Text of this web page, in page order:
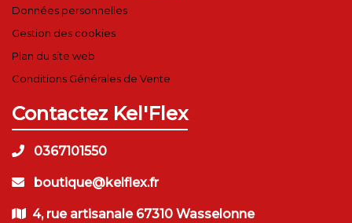
Données personnelles
Gestion des cookies
Plan du site web
Conditions Générales de Vente
Contactez Kel'Flex
0367101550
boutique@kelflex.fr
4, rue artisanale 67310 Wasselonne